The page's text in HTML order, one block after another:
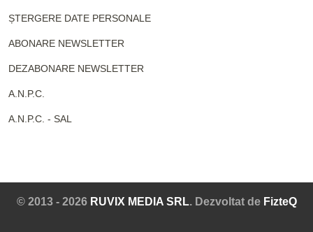
ȘTERGERE DATE PERSONALE
ABONARE NEWSLETTER
DEZABONARE NEWSLETTER
A.N.P.C.
A.N.P.C. - SAL
© 2013 - 2026 RUVIX MEDIA SRL. Dezvoltat de FizteQ